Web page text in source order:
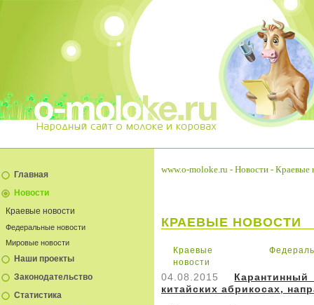
Главная
Новости
Краевые новости
Федеральные новости
Мировые новости
Наши проекты
Законодательство
Статистика
www.o-moloke.ru - Новости - Краевые
КРАЕВЫЕ НОВОСТИ
Краевые
новости
04.08.2015
китайских абрикосах,